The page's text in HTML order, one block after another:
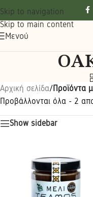
Skip to navigation
Skip to main content
Μενού
Αρχική σελίδα/Προϊόντα
Προβάλλονται όλα - 2
Show sidebar